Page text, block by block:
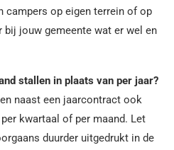
campers op eigen terrein of op
bij jouw gemeente wat er wel en
stallen in plaats van per jaar?
naast een jaarcontract ook
kwartaal of per maand. Let
duurder uitgedrukt in de